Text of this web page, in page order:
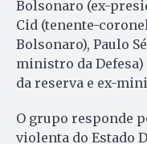
Bolsonaro (ex-
Cid (tenente-
Bolsonaro), Paulo
ministro da Defesa)
da reserva e ex-
O grupo responde
violenta do Estado